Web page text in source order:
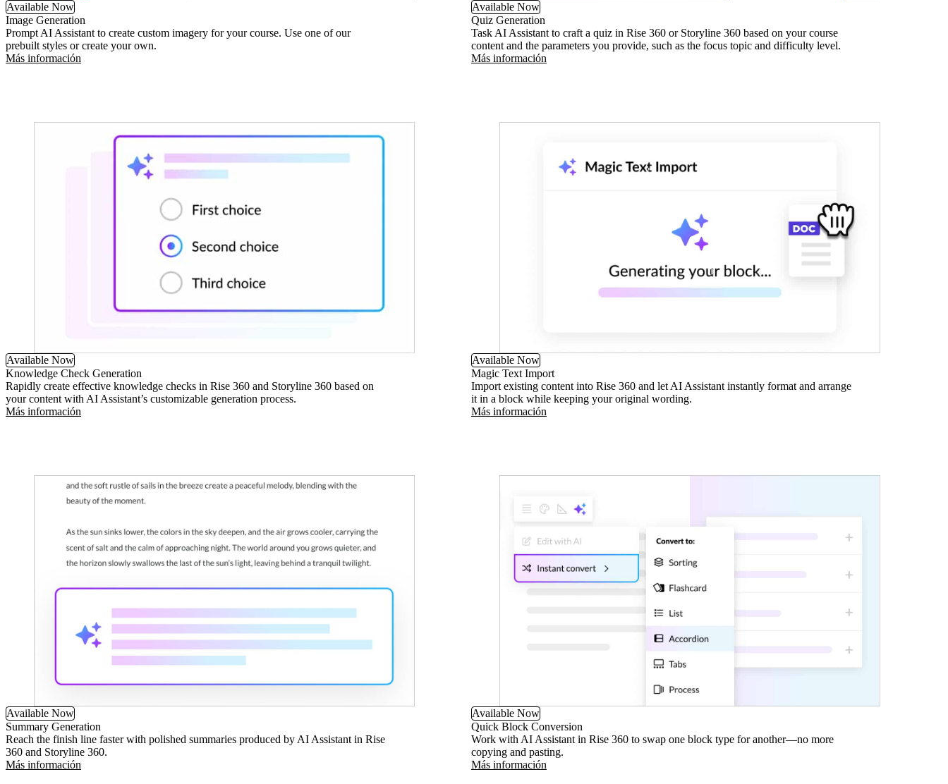
Available Now
Image Generation
Prompt AI Assistant to create custom imagery for your course. Use one of our
prebuilt styles or create your own.
Más información
Available Now
Quiz Generation
Task AI Assistant to craft a quiz in Rise 360 or Storyline 360 based on your course
content and the parameters you provide, such as the focus topic and difficulty level.
Más información
Available Now
Knowledge Check Generation
Rapidly create effective knowledge checks in Rise 360 and Storyline 360 based on
your content with AI Assistant’s customizable generation process.
Más información
Available Now
Magic Text Import
Import existing content into Rise 360 and let AI Assistant instantly format and arrange
it in a block while keeping your original wording.
Más información
Available Now
Summary Generation
Reach the finish line faster with polished summaries produced by AI Assistant in Rise
360 and Storyline 360.
Más información
Available Now
Quick Block Conversion
Work with AI Assistant in Rise 360 to swap one block type for another—no more
copying and pasting.
Más información